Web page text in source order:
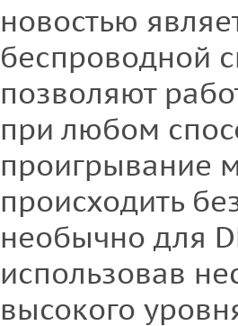
новостью
беспроводной
позволяют
при любом
проигрывание
происходить
необычно для
использовав
высокого